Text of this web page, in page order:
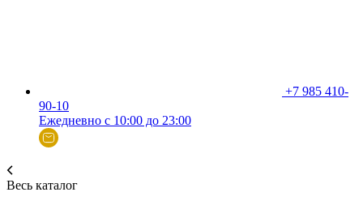
+7 985 410-
90-10
Ежедневно с 10:00 до 23:00
Весь каталог